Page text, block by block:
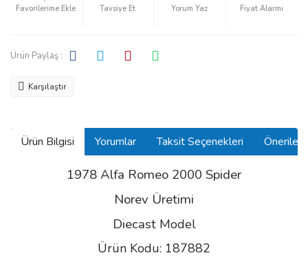
Tavsiye Et Yorum Yaz Fiyat Alarmı
Ürün Paylaş :
Karşılaştır
Ürün Bilgisi Yorumlar Taksit Seçenekleri
1978 Alfa Romeo 2000 Spider
Norev Üretimi
Diecast Model
Ürün Kodu: 187882